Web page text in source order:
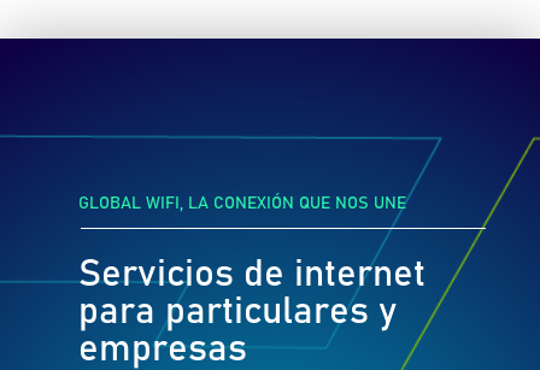
GLOBAL WIFI, LA CONEXIÓN QUE NOS UNE
Servicios de internet
para particulares y
empresas